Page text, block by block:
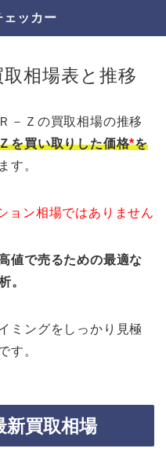
ッカー
相場表と推移
－Ｚの買取相場の推移
を買い取りした価格*を
す。
ョン相場ではありません
値で売るための最適な
。
ミングをしっかり見極
す。
新買取相場